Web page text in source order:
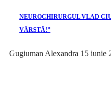
NEUROCHIRURGUL VLAD
VÂRSTĂ!”
Gugiuman Alexandra 15 iunie